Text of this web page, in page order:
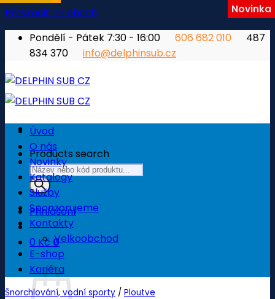
Přeskočit na obsah
Pondělí - Pátek 7:30 - 16:00
606 682 010
487
834 370
info@delphinsub.cz
Products search
Přihlášení
0 Kč 0
Košík
Úvod
O nás
Novinky
Katalogy
Služby
Sponzorujeme
Kontakty
Velkoobchod
E-shop
Kariéra
Šnorchlování, vodní sporty / Ploutve
Novinka